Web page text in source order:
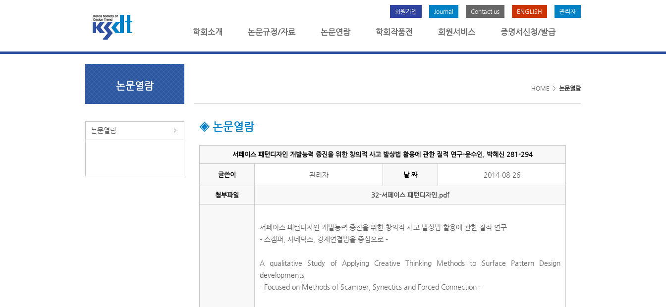
회원가입 Journal Contact us ENGLISH 관리자
학회소개 논문규정/자료 논문연람 학회작품전 회원서비스 증명서신청/발급
논문열람
논문열람
HOME > 논문열람
◈ 논문열람
서페이스 패턴디자인 개발능력 증진을 위한 창의적 사고 발상법 활용에 관한 질적 연구-윤수인, 박혜신 281-294
글쓴이 관리자 날 짜 2014-08-26
첨부파일 32-서페이스 패턴디자인.pdf
서페이스 패턴디자인 개발능력 증진을 위한 창의적 사고 발상법 활용에 관한 질적 연구
- 스캠퍼, 시네틱스, 강제연결법을 중심으로 -
A qualitative Study of Applying Creative Thinking Methods to Surface Pattern Design
developments
- Focused on Methods of Scamper, Synectics and Forced Connection -